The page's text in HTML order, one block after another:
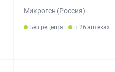
Микроген (Россия)
Без рецепта в 26 аптеках